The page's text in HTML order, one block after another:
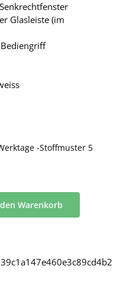
Glasleiste (im
-Stoffmuster 5
Warenkorb